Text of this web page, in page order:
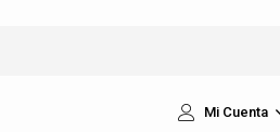
Mi Cuenta